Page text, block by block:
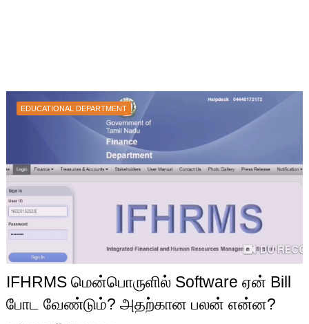
EDUCATIONAL DEPARTMENT
IFHRMS மென்பொருளில் Software ஏன் Bill
போட வேண்டும்? அதற்கான பலன் என்ன?